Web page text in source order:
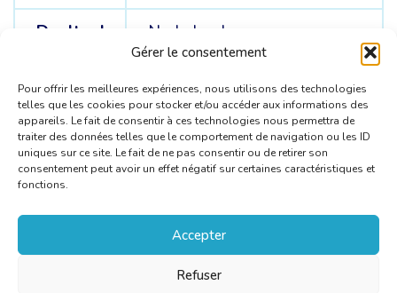
Gérer le consentement
Pour offrir les meilleures expériences, nous utilisons des technologies
telles que les cookies pour stocker et/ou accéder aux informations des
appareils. Le fait de consentir à ces technologies nous permettra de
traiter des données telles que le comportement de navigation ou les ID
uniques sur ce site. Le fait de ne pas consentir ou de retirer son
consentement peut avoir un effet négatif sur certaines caractéristiques et
fonctions.
Accepter
Refuser
Doeltaal
Nederlands